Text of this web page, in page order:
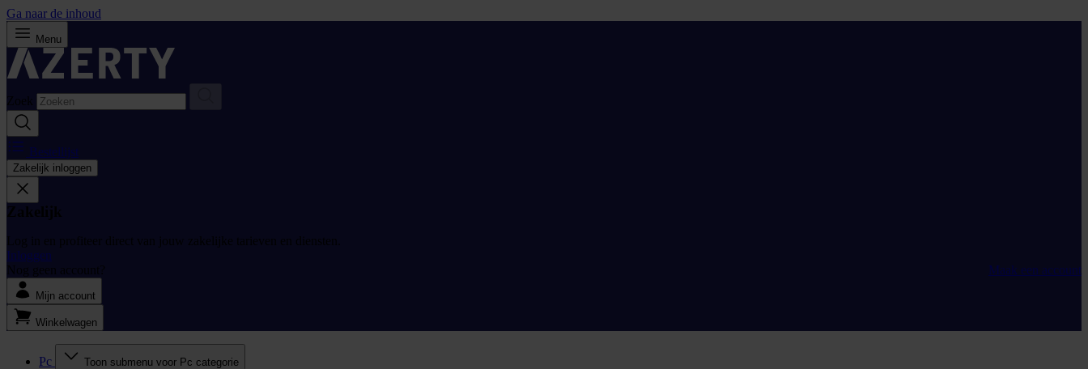
Ga naar de inhoud
Menu
Zoek
Bestellijst
Zakelijk inloggen
Zakelijk
Log in en profiteer direct van jouw zakelijke tarieven en diensten.
Inloggen
Nog geen account?
Maak een account
Mijn account
Winkelwagen
Pc Toon submenu voor Pc categorie